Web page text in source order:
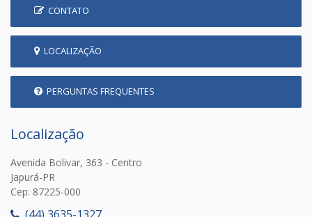
CONTATO
LOCALIZAÇÃO
PERGUNTAS FREQUENTES
Localização
Avenida Bolivar, 363 - Centro
Japurá-PR
Cep: 87225-000
(44) 3635-1327